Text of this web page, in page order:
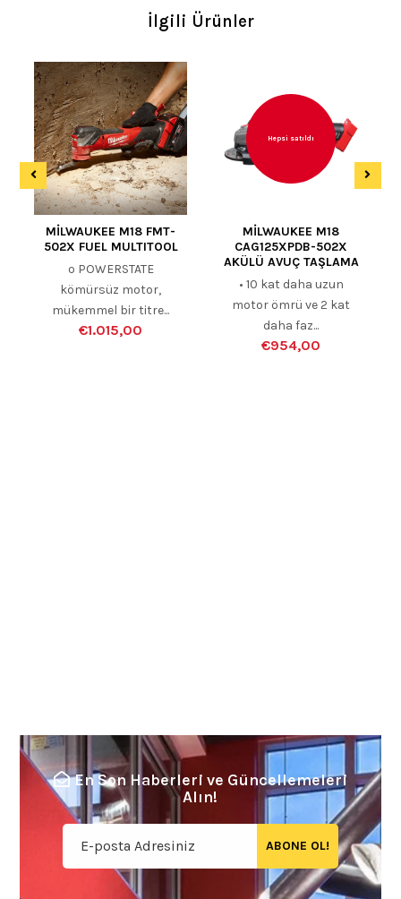
İlgili Ürünler
MİLWAUKEE M18 FMT-
502X FUEL MULTITOOL
º POWERSTATE
kömürsüz motor,
mükemmel bir titre...
€1.015,00
Hepsi satıldı
MİLWAUKEE M18
CAG125XPDB-502X
AKÜLÜ AVUÇ TAŞLAMA
• 10 kat daha uzun
motor ömrü ve 2 kat
daha faz...
€954,00
En Son Haberleri ve Güncellemeleri
Alın!
ABONE OL!